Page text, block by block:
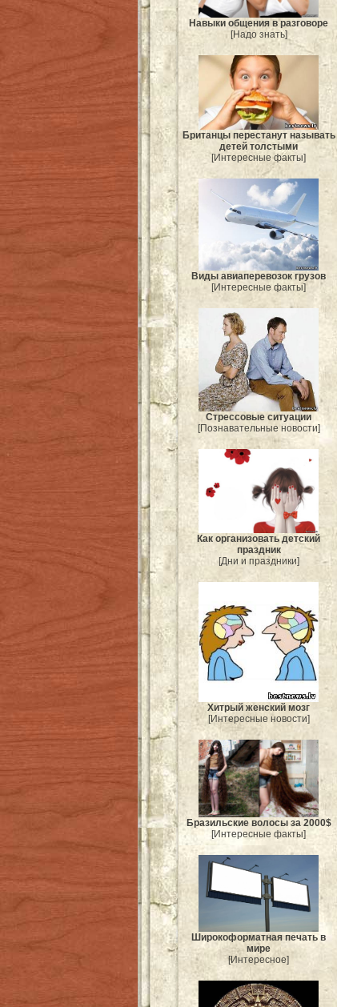
Навыки общения в разговоре
[Надо знать]
Британцы перестанут называть
детей толстыми
[Интересные факты]
Виды авиаперевозок грузов
[Интересные факты]
Стрессовые ситуации
[Познавательные новости]
Как организовать детский
праздник
[Дни и праздники]
Хитрый женский мозг
[Интересные новости]
Бразильские волосы за 2000$
[Интересные факты]
Широкоформатная печать в
мире
[Интересное]